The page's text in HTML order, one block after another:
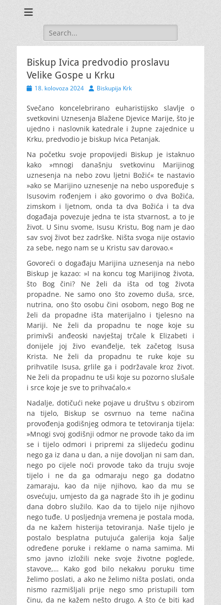
Search
for:
Biskup Ivica predvodio proslavu
Velike Gospe u Krku
Posted18. kolovoza 2024 AuthorBiskupija Krk
Svečano koncelebrirano euharistijsko slavlje o
svetkovini Uznesenja Blažene Djevice Marije, što je
ujedno i naslovnik katedrale i župne zajednice u
Krku, predvodio je biskup Ivica Petanjak.
Na početku svoje propovijedi Biskup je istaknuo
kako »mnogi današnju svetkovinu Marijinog
uznesenja na nebo zovu ljetni Božić« te nastavio
»ako se Marijino uznesenje na nebo uspoređuje s
Isusovim rođenjem i ako govorimo o dva Božića,
zimskom i ljetnom, onda ta dva Božića i ta dva
događaja povezuje jedna te ista stvarnost, a to je
život. U Sinu svome, Isusu Kristu, Bog nam je dao
sav svoj život bez zadrške. Ništa svoga nije ostavio
za sebe, nego nam se u Kristu sav darovao.«
Govoreći o događaju Marijina uznesenja na nebo
Biskup je kazao: »I na koncu tog Marijinog života,
što Bog čini? Ne želi da išta od tog života
propadne. Ne samo ono što zovemo duša, srce,
nutrina, ono što osobu čini osobom, nego Bog ne
želi da propadne išta materijalno i tjelesno na
Mariji. Ne želi da propadnu te noge koje su
primivši anđeoski navještaj trčale k Elizabeti i
donijele joj živo evanđelje, tek začetog Isusa
Krista. Ne želi da propadnu te ruke koje su
prihvatile Isusa, grlile ga i podržavale kroz život.
Ne želi da propadnu te uši koje su pozorno slušale
i srce koje je sve to prihvaćalo.«
Nadalje, dotičući neke pojave u društvu s obzirom
na tijelo, Biskup se osvrnuo na teme načina
provođenja godišnjeg odmora te tetoviranja tijela:
»Mnogi svoj godišnji odmor ne provode tako da im
se i tijelo odmori i pripremi za slijedeću godinu
nego ga iz dana u dan, a nije dovoljan ni sam dan,
nego po cijele noći provode tako da truju svoje
tijelo i ne da ga odmaraju nego ga dodatno
zamaraju, kao da nije njihovo, kao da mu se
osvećuju, umjesto da ga nagrade što ih je godinu
dana dobro služilo. Kao da to tijelo nije njihovo
nego tuđe. U posljednja vremena je postala moda,
da ne kažem histerija tetoviranja. Naše tijelo je
postalo besplatna putujuća galerija koja šalje
određene poruke i reklame o nama samima. Mi
smo javno izložili neke svoje životne poglede,
stavove,… Kako god bilo nekakvu poruku time
želimo poslati, a ako ne želimo ništa poslati, onda
nismo razmišljali prije nego smo pristupili tom
činu, da ne kažem nešto drugo. A što će biti kad